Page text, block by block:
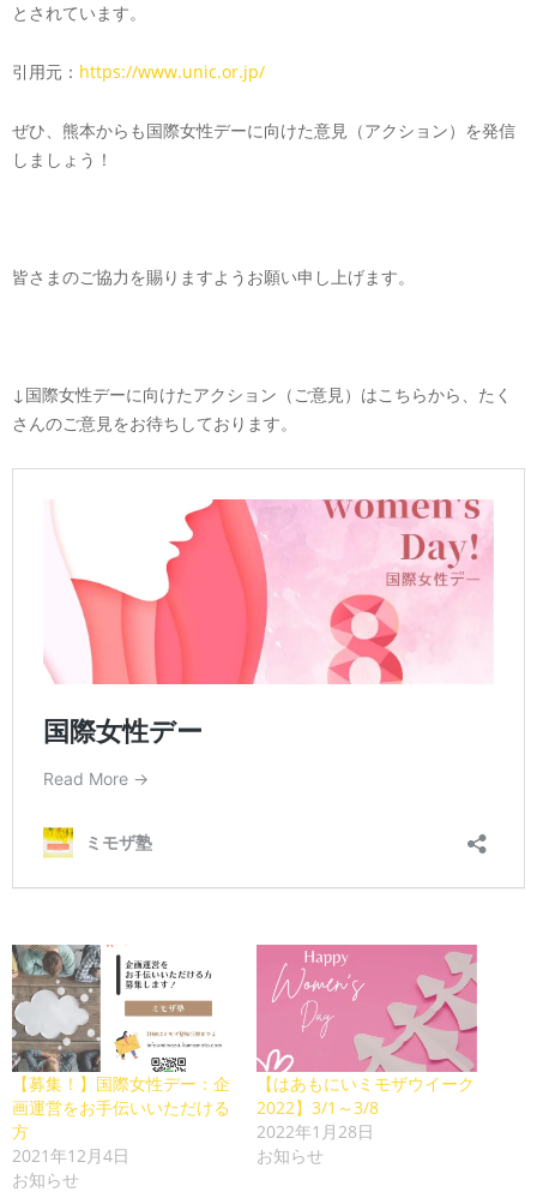
とされています。
引用元： https://www.unic.or.jp/
ぜひ、熊本からも国際女性デーに向けた意見（アクション）を発信
しましょう！
皆さまのご協力を賜りますようお願い申し上げます。
↓国際女性デーに向けたアクション（ご意見）はこちらから、たく
さんのご意見をお待ちしております。
【募集！】国際女性デー：企
画運営をお手伝いいただける
方
2021年12月4日
お知らせ
【はあもにいミモザウイーク
2022】3/1～3/8
2022年1月28日
お知らせ